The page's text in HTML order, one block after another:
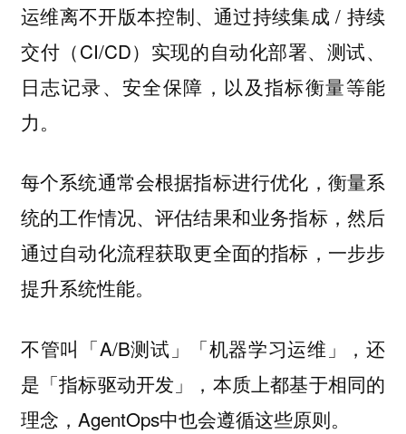
运维离不开版本控制、通过持续集成 / 持续
交付（CI/CD）实现的自动化部署、测试、
日志记录、安全保障，以及指标衡量等能
力。
每个系统通常会根据指标进行优化，衡量系
统的工作情况、评估结果和业务指标，然后
通过自动化流程获取更全面的指标，一步步
提升系统性能。
不管叫「A/B测试」「机器学习运维」，还
是「指标驱动开发」，本质上都基于相同的
理念，AgentOps中也会遵循这些原则。